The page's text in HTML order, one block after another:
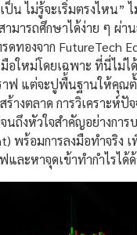
น ไม่รู้จะเริ่มตรงไหน” ไ
มารถศึกษาได้ง่าย ๆ ผ่า
ดทองจาก FutureTech
อใหม่โดยเฉพาะ ที่นี่ไม่ไ
ฟ แต่จะปูพื้นฐานให้คุณ
ร้างตลาด การวิเคราะห์
นถึงหัวใจสำคัญอย่างการ
พร้อมการลงมือทำจริง
และหาจุดเข้าทำกำไรได้